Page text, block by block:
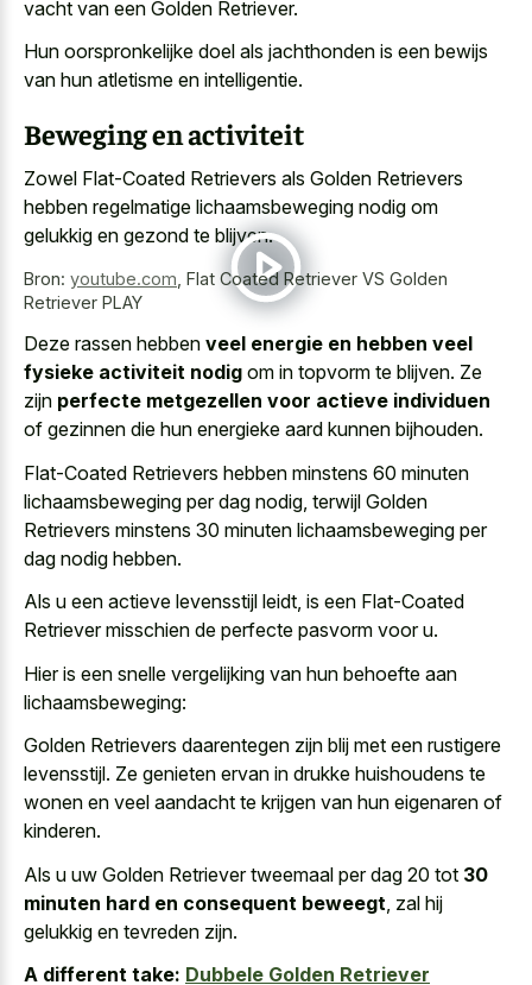
vacht van een Golden Retriever.
Hun oorspronkelijke doel als jachthonden is een bewijs
van hun atletisme en intelligentie.
Beweging en activiteit
Zowel Flat-Coated Retrievers als Golden Retrievers
hebben regelmatige lichaamsbeweging nodig om
gelukkig en gezond te blijven.
Bron: youtube.com Flat Coated Retriever VS Golden
Retriever PLAY
Deze rassen hebben veel energie en hebben veel
fysieke activiteit nodig om in topvorm te blijven. Ze
zijn perfecte metgezellen voor actieve individuen
of gezinnen die hun energieke aard kunnen bijhouden.
Flat-Coated Retrievers hebben minstens 60 minuten
lichaamsbeweging per dag nodig, terwijl Golden
Retrievers minstens 30 minuten lichaamsbeweging per
dag nodig hebben.
Als u een actieve levensstijl leidt, is een Flat-Coated
Retriever misschien de perfecte pasvorm voor u.
Hier is een snelle vergelijking van hun behoefte aan
lichaamsbeweging:
Golden Retrievers daarentegen zijn blij met een rustigere
levensstijl. Ze genieten ervan in drukke huishoudens te
wonen en veel aandacht te krijgen van hun eigenaren of
kinderen.
Als u uw Golden Retriever tweemaal per dag 20 tot 30
minuten hard en consequent beweegt , zal hij
gelukkig en tevreden zijn.
A different take: Dubbele Golden Retriever